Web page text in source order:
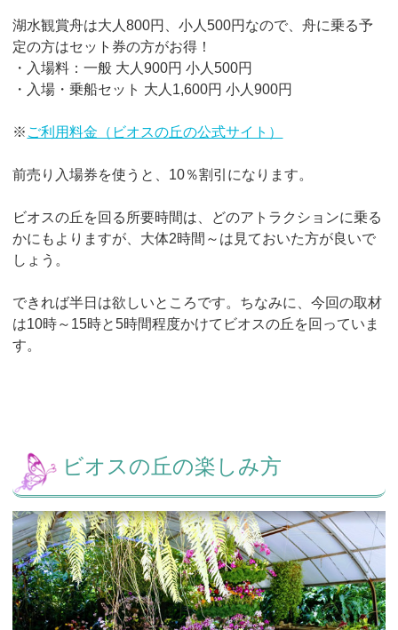
湖水観賞舟は大人800円、小人500円なので、舟に乗る予
定の方はセット券の方がお得！
・入場料：一般 大人900円 小人500円
・入場・乗船セット 大人1,600円 小人900円
※ ご利用料金（ビオスの丘の公式サイト）
前売り入場券を使うと、10％割引になります。
ビオスの丘を回る所要時間は、どのアトラクションに乗る
かにもよりますが、大体2時間～は見ておいた方が良いで
しょう。
できれば半日は欲しいところです。ちなみに、今回の取材
は10時～15時と5時間程度かけてビオスの丘を回っていま
す。
ビオスの丘の楽しみ方